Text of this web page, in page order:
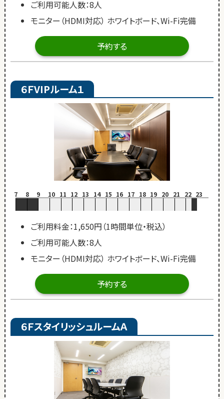
ご利用可能人数：8人
モニター（HDMI対応） ホワイトボード、Wi-Fi完備
予約する
６ＦVIPルーム１
7 8 9 10 11 12 13 14 15 16 17 18 19 20 21 22 23
ご利用料金：1,650円（1時間単位・税込）
ご利用可能人数：8人
モニター（HDMI対応） ホワイトボード、Wi-Fi完備
予約する
６ＦスタイリッシュルームＡ